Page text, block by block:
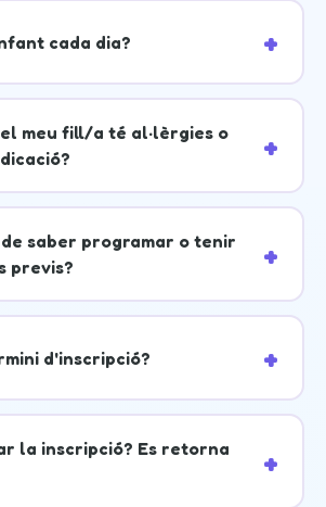
cada dia?
el meu fill/a té al·lèrgies o
de saber programar o tenir
previs?
d'inscripció?
la inscripció? Es retorna